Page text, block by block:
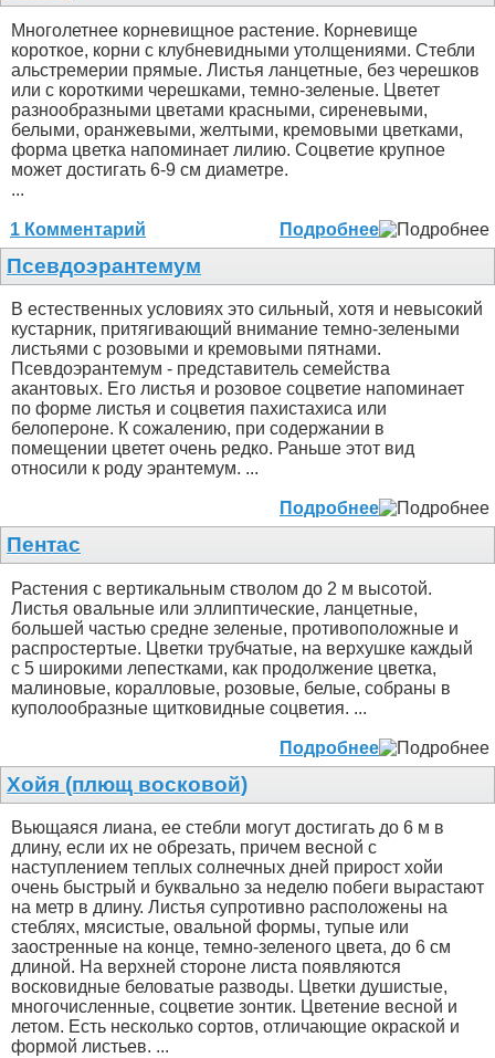
Многолетнее корневищное растение. Корневище
короткое, корни с клубневидными утолщениями. Стебли
альстремерии прямые. Листья ланцетные, без черешков
или с короткими черешками, темно-зеленые. Цветет
разнообразными цветами красными, сиреневыми,
белыми, оранжевыми, желтыми, кремовыми цветками,
форма цветка напоминает лилию. Соцветие крупное
может достигать 6-9 см диаметре.
...
1 Комментарий Подробнее
Псевдоэрантемум
В естественных условиях это сильный, хотя и невысокий
кустарник, притягивающий внимание темно-зелеными
листьями с розовыми и кремовыми пятнами.
Псевдоэрантемум - представитель семейства
акантовых. Его листья и розовое соцветие напоминает
по форме листья и соцветия пахистахиса или
белопероне. К сожалению, при содержании в
помещении цветет очень редко. Раньше этот вид
относили к роду эрантемум. ...
Подробнее
Пентас
Растения с вертикальным стволом до 2 м высотой.
Листья овальные или эллиптические, ланцетные,
большей частью средне зеленые, противоположные и
распростертые. Цветки трубчатые, на верхушке каждый
с 5 широкими лепестками, как продолжение цветка,
малиновые, коралловые, розовые, белые, собраны в
куполообразные щитковидные соцветия. ...
Подробнее
Хойя (плющ восковой)
Вьющаяся лиана, ее стебли могут достигать до 6 м в
длину, если их не обрезать, причем весной с
наступлением теплых солнечных дней прирост хойи
очень быстрый и буквально за неделю побеги вырастают
на метр в длину. Листья супротивно расположены на
стеблях, мясистые, овальной формы, тупые или
заостренные на конце, темно-зеленого цвета, до 6 см
длиной. На верхней стороне листа появляются
восковидные беловатые разводы. Цветки душистые,
многочисленные, соцветие зонтик. Цветение весной и
летом. Есть несколько сортов, отличающие окраской и
формой листьев. ...